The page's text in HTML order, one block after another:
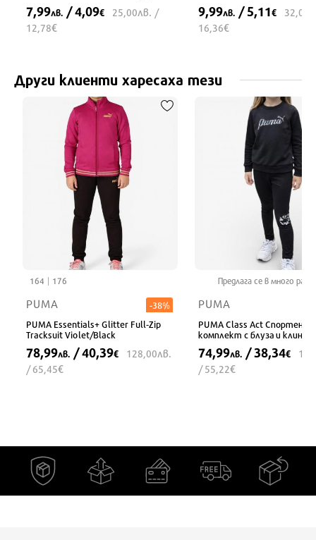
7,99лв. / 4,09€ 25,00лв. /
12,78€
9,99лв. / 5,11€ 32,00
16,36€
Други клиенти харесаха тези
164 176
PUMA
-38%
PUMA Essentials+ Glitter Full-Zip
Tracksuit Violet/Black
78,99лв. / 40,39€ 128,00лв.
/ 65,45€
Предлага се в много
PUMA
PUMA Class Act Спортен
комплект с блуза и клин
74,99лв. / 38,34€
/ 55,22€